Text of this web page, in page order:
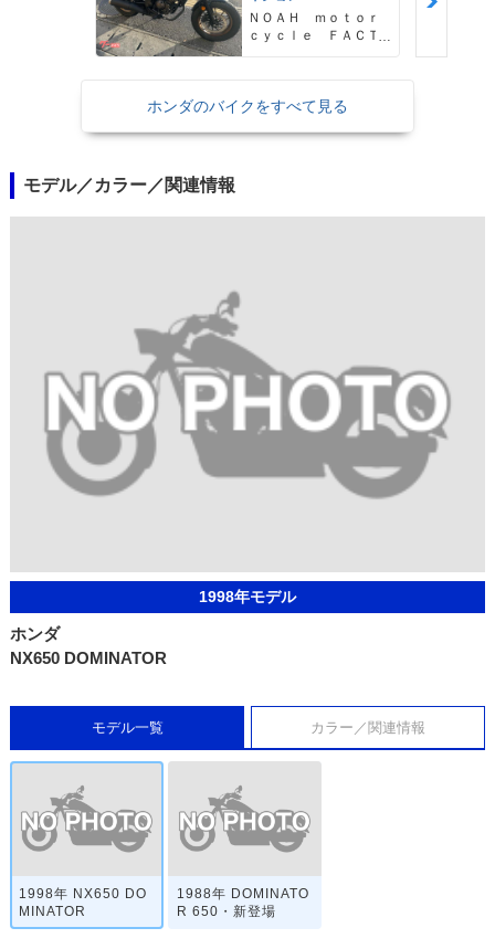
ＮＯＡＨ ｍｏｔｏｒ
ｃｙｃｌｅ ＦＡＣＴ
ホンダのバイクをすべて見る
モデル／カラー／関連情報
1998年モデル
ホンダ
NX650 DOMINATOR
モデル一覧 カラー／関連情報
1998年 NX650 DO
MINATOR
1988年 DOMINATO
R 650・新登場